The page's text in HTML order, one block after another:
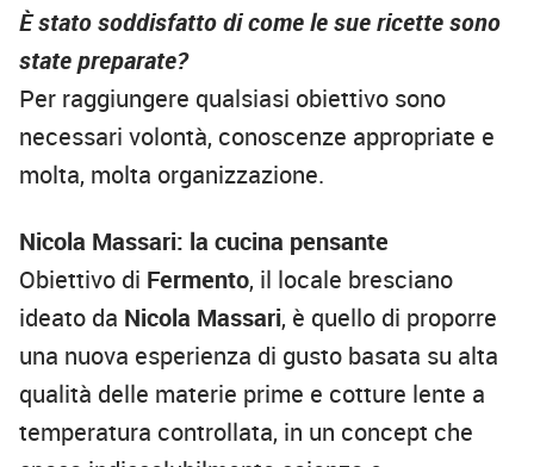
È stato soddisfatto di come le sue ricette sono
state preparate?
Per raggiungere qualsiasi obiettivo sono
necessari volontà, conoscenze appropriate e
molta, molta organizzazione.
Nicola Massari: la cucina pensante
Obiettivo di Fermento, il locale bresciano
ideato da Nicola Massari, è quello di proporre
una nuova esperienza di gusto basata su alta
qualità delle materie prime e cotture lente a
temperatura controllata, in un concept che